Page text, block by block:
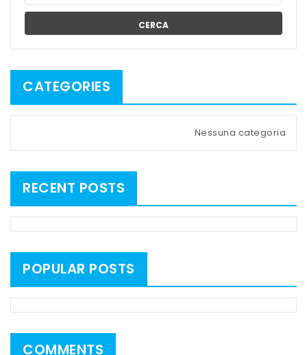
CERCA
CATEGORIES
Nessuna categoria
RECENT POSTS
POPULAR POSTS
COMMENTS